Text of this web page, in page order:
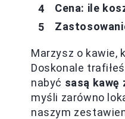
Cena: ile
Marzysz o kawie,
Doskonale
nabyć sasą kawę
myśli zarówno
naszym